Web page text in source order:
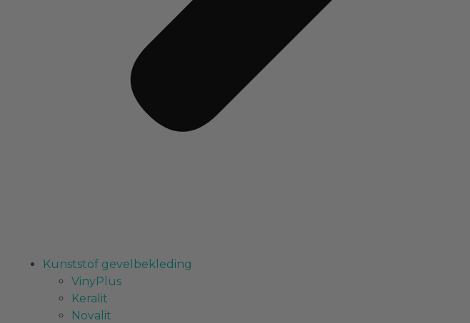
Kunststof gevelbekleding
VinyPlus
Keralit
Novalit